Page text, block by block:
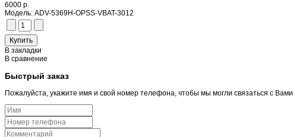
6000 р.
Модель: ADV-5369H-OPSS-VBAT-3012
В закладки
В сравнение
Быстрый заказ
Пожалуйста, укажите имя и свой номер телефона, чтобы мы могли связаться с Вами